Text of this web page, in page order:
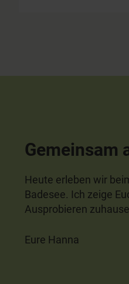
Gemeinsam
Heute erleben wir
Badesee. Ich zeige
Ausprobieren
Eure Hanna